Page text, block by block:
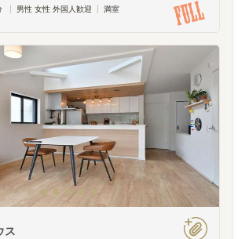
男性 女性 外国人歓迎 満室
ス